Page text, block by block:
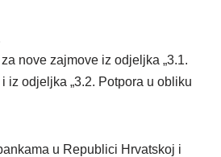
nove zajmove iz odjeljka „3.1.
iz odjeljka „3.2. Potpora u obliku
u Republici Hrvatskoj i